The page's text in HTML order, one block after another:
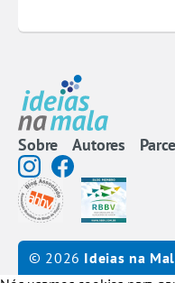
Sobre Autores
© 2026 Ideias na